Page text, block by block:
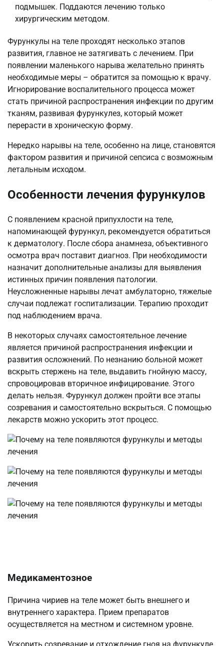
подмышек. Поддаются лечению только
хирургическим методом.
Фурункулы на теле проходят несколько этапов
развития, главное не затягивать с лечением. При
появлении маленького нарыва желательно принять
необходимые меры – обратится за помощью к врачу.
Игнорирование воспалительного процесса может
стать причиной распространения инфекции по другим
тканям, развивая фурункулез, который может
перерасти в хроническую форму.
Нередко нарывы на теле, особенно на лице, становятся
фактором развития и причиной сепсиса с возможным
летальным исходом.
Особенности лечения фурункулов
С появлением красной припухлости на теле,
напоминающей фурункул, рекомендуется обратиться
к дерматологу. После сбора анамнеза, объективного
осмотра врач поставит диагноз. При необходимости
назначит дополнительные анализы для выявления
истинных причин появления патологии.
Неусложненные нарывы лечат амбулаторно, тяжелые
случаи подлежат госпитализации. Терапию проходит
под наблюдением врача.
В некоторых случаях самостоятельное лечение
является причиной распространения инфекции и
развития осложнений. По незнанию больной может
вскрыть стержень на теле, выдавить гнойную массу,
спровоцировав вторичное инфицирование. Этого
делать нельзя. Фурункул должен пройти все этапы
созревания и самостоятельно вскрыться. С помощью
лекарств можно ускорить этот процесс.
Медикаментозное
Причина чириев на теле может быть внешнего и
внутреннего характера. Прием препаратов
осуществляется на местном и системном уровне.